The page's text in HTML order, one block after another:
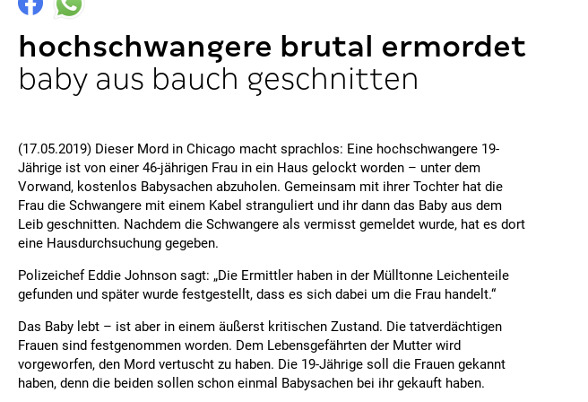
hochschwangere brutal ermordet
baby aus bauch geschnitten
(17.05.2019) Dieser Mord in Chicago macht sprachlos: Eine hochschwangere 19-
Jährige ist von einer 46-jährigen Frau in ein Haus gelockt worden – unter dem
Vorwand, kostenlos Babysachen abzuholen. Gemeinsam mit ihrer Tochter hat die
Frau die Schwangere mit einem Kabel stranguliert und ihr dann das Baby aus dem
Leib geschnitten. Nachdem die Schwangere als vermisst gemeldet wurde, hat es dort
eine Hausdurchsuchung gegeben.
Polizeichef Eddie Johnson sagt: „Die Ermittler haben in der Mülltonne Leichenteile
gefunden und später wurde festgestellt, dass es sich dabei um die Frau handelt.“
Das Baby lebt – ist aber in einem äußerst kritischen Zustand. Die tatverdächtigen
Frauen sind festgenommen worden. Dem Lebensgefährten der Mutter wird
vorgeworfen, den Mord vertuscht zu haben. Die 19-Jährige soll die Frauen gekannt
haben, denn die beiden sollen schon einmal Babysachen bei ihr gekauft haben.